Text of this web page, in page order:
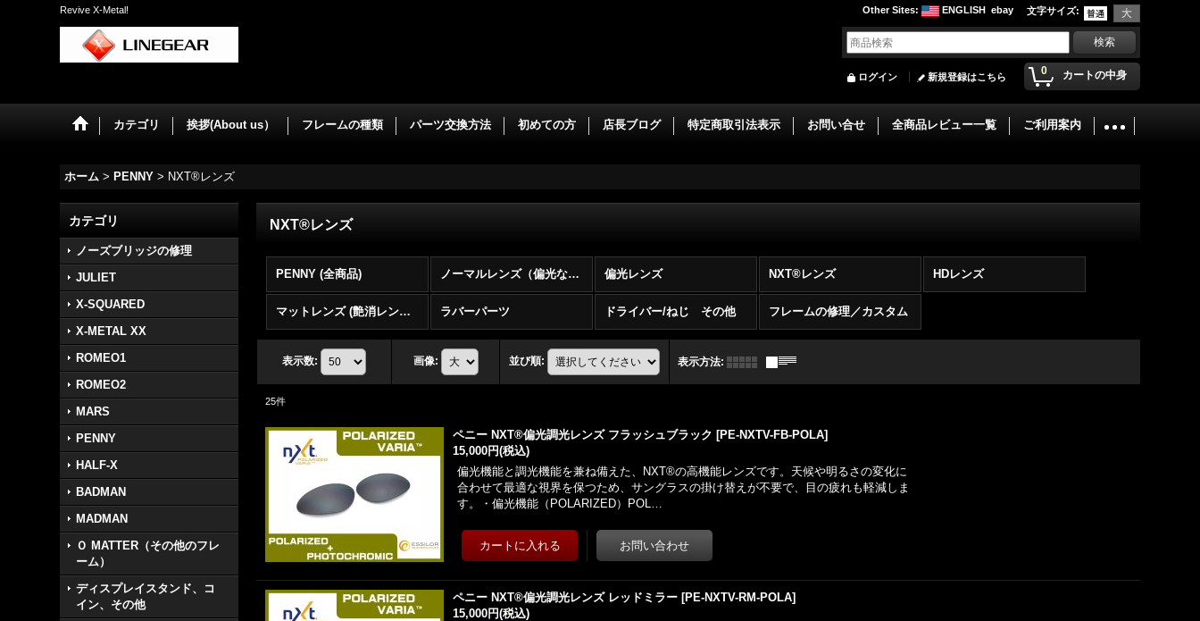
Revive X-Metal! 文字サイズ:
Other Sites: ENGLISH ebay
0 カートの中身
ログイン 新規登録はこちら
カテゴリ 挨拶(About us） フレームの種類 パーツ交換方法 初めての方 店長ブログ 特定商取引法表示 お問い合せ 全商品レビュー一覧 ご利用案内
ホーム > PENNY > NXT®レンズ
カテゴリ
ノーズブリッジの修理
JULIET
X-SQUARED
X-METAL XX
ROMEO1
ROMEO2
MARS
PENNY
HALF-X
BADMAN
MADMAN
Ｏ MATTER（その他のフレ
ーム）
ディスプレイスタンド、コ
イン、その他
NXT®レンズ
PENNY (全商品) ノーマルレンズ（偏光なし） 偏光レンズ NXT®レンズ HDレンズ
マットレンズ (艶消レンズ） ラバーパーツ ドライバー/ねじ その他 フレームの修理／カスタム
表示数: 画像: 並び順: 表示方法:
25件
ペニー NXT®偏光調光レンズ フラッシュブラック [PE-NXTV-FB-POLA]
15,000円(税込)
偏光機能と調光機能を兼ね備えた、NXT®の高機能レンズです。天候や明るさの変化に
合わせて最適な視界を保つため、サングラスの掛け替えが不要で、目の疲れも軽減しま
す。・偏光機能（POLARIZED）POL…
ペニー NXT®偏光調光レンズ レッドミラー [PE-NXTV-RM-POLA]
15,000円(税込)